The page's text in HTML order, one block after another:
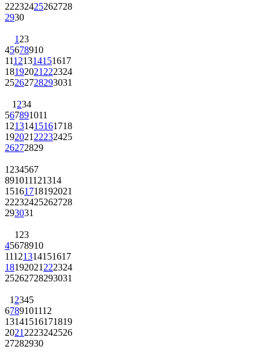
22232425262728
2930
123
45678910
11121314151617
18192021222324
25262728293031
1234
567891011
12131415161718
19202122232425
26272829
1234567
891011121314
15161718192021
22232425262728
293031
123
45678910
11121314151617
18192021222324
25262728293031
12345
6789101112
13141516171819
20212223242526
27282930